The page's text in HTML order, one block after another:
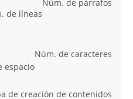
Núm. de párrafos
de líneas
Núm. de caracteres
espacio
de creación de contenidos